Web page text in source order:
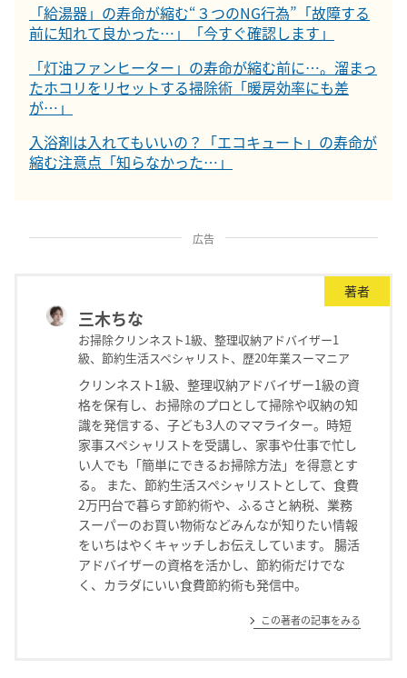
「給湯器」の寿命が縮む“３つのNG行為”「故障する
前に知れて良かった…」「今すぐ確認します」
「灯油ファンヒーター」の寿命が縮む前に…。溜まっ
たホコリをリセットする掃除術「暖房効率にも差
が…」
入浴剤は入れてもいいの？「エコキュート」の寿命が
縮む注意点「知らなかった…」
広告
著者
三木ちな
お掃除クリンネスト1級、整理収納アドバイザー1
級、節約生活スペシャリスト、歴20年業スーマニア
クリンネスト1級、整理収納アドバイザー1級の資
格を保有し、お掃除のプロとして掃除や収納の知
識を発信する、子ども3人のママライター。時短
家事スペシャリストを受講し、家事や仕事で忙し
い人でも「簡単にできるお掃除方法」を得意とす
る。 また、節約生活スペシャリストとして、食費
2万円台で暮らす節約術や、ふるさと納税、業務
スーパーのお買い物術などみんなが知りたい情報
をいちはやくキャッチしお伝えしています。 腸活
アドバイザーの資格を活かし、節約術だけでな
く、カラダにいい食費節約術も発信中。
この著者の記事をみる